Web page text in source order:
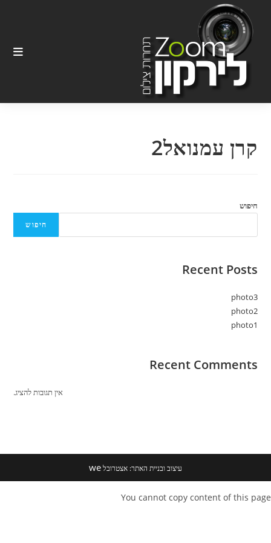
content
קרן עמנואל2
חיפוש
חיפוש
Recent Posts
photo3
photo2
photo1
Recent Comments
אין תגובות להציג.
עיצוב ובניית האתר: אצטרובלwe
You cannot copy content of this page